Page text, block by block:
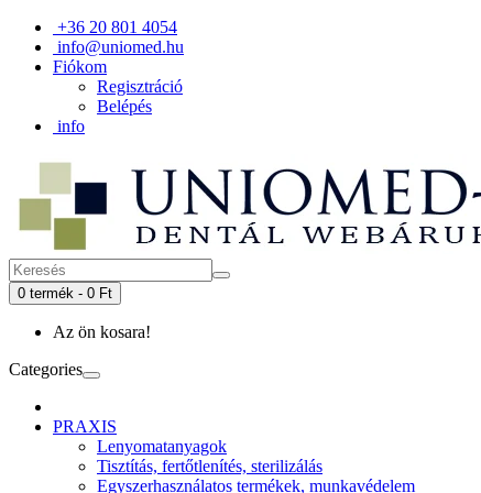
+36 20 801 4054
info@uniomed.hu
Fiókom
Regisztráció
Belépés
info
0 termék - 0 Ft
Az ön kosara!
Categories
PRAXIS
Lenyomatanyagok
Tisztítás, fertőtlenítés, sterilizálás
Egyszerhasználatos termékek, munkavédelem